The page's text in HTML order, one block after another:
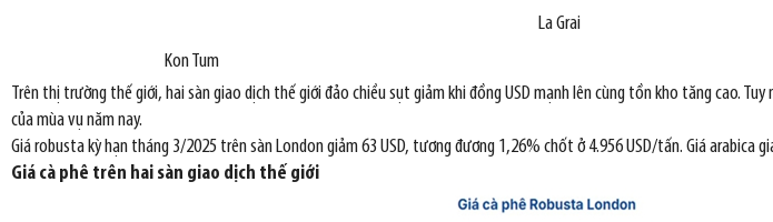
La Grai
Kon Tum
Trên thị trường thế giới, hai sàn giao dịch thế giới đảo chiều sụt giảm khi đồng USD mạnh lên cùng tồn kho tăng cao.
của mùa vụ năm nay.
Giá robusta kỳ hạn tháng 3/2025 trên sàn London giảm 63 USD, tương đương 1,26% chốt ở 4.956 USD/tấn. Giá
Giá cà phê trên hai sàn giao dịch thế giới